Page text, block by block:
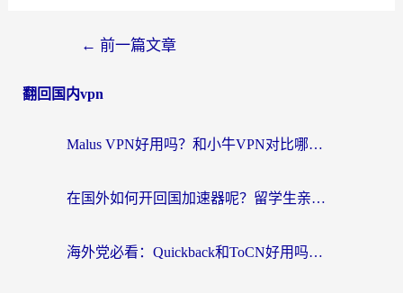
← 前一篇文章
翻回国内vpn
Malus VPN好用吗？和小牛VPN对比哪个回国效果更好？海外党亲测实用指南
在国外如何开回国加速器呢？留学生亲测的无缝访问国内资源指南
海外党必看：Quickback和ToCN好用吗？3分钟选对回国加速器的实用指南